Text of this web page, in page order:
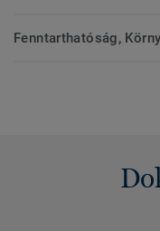
Fenntarthatóság,